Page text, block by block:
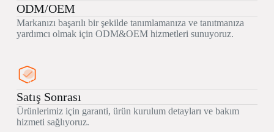
ODM/OEM
Markanızı başarılı bir şekilde tanımlamanıza ve tanıtmanıza
yardımcı olmak için ODM&OEM hizmetleri sunuyoruz.
Satış Sonrası
Ürünlerimiz için garanti, ürün kurulum detayları ve bakım
hizmeti sağlıyoruz.